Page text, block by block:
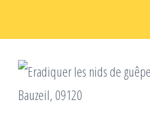
QUI SOMMES NOUS ?
NEWSROOM
contenu